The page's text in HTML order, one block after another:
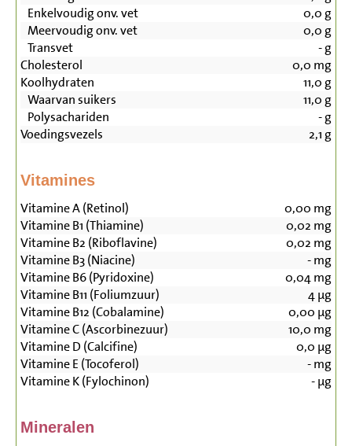
Enkelvoudig onv. vet
0,0 g
Meervoudig onv. vet
0,0 g
Transvet
-g
Cholesterol
0,0 mg
Koolhydraten
11,0 g
Waarvan suikers
11,0 g
Polysachariden
-g
Voedingsvezels
2,1 g
Vitamines
Vitamine A (Retinol) 0,00 mg
Vitamine B1 (Thiamine)
0,02 mg
Vitamine B2 (Riboflavine)
0,02 mg
Vitamine B3 (Niacine)
-mg
Vitamine B6 (Pyridoxine)
0,04mg
Vitamine B11 (Foliumzuur)
4µg
Vitamine B12 (Cobalamine)
0,00 µg
Vitamine C (Ascorbinezuur)
10,0 mg
Vitamine D (Calcifine)
0,0 µg
Vitamine E (Tocoferol)
-mg
Vitamine K (Fylochinon)
-µg
Mineralen